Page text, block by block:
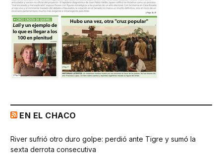
EN EL CHACO
River sufrió otro duro golpe: perdió ante Tigre y sumó la
sexta derrota consecutiva